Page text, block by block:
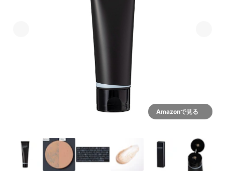
Amazonで見る